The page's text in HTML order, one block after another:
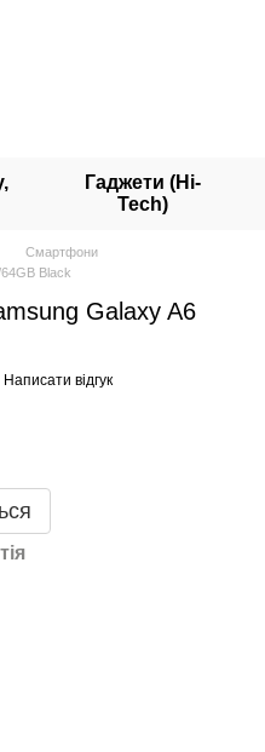
Гаджети (Hi-
Tech)
Смартфони
Black
Galaxy A6
Написати відгук